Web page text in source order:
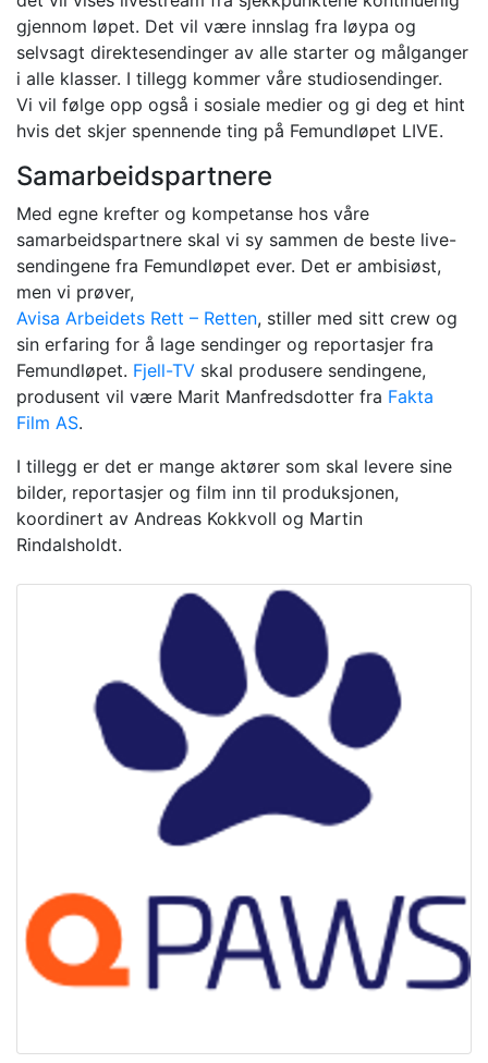
gjennom løpet. Det vil være innslag fra løypa og
selvsagt direktesendinger av alle starter og målganger
i alle klasser. I tillegg kommer våre studiosendinger.
Vi vil følge opp også i sosiale medier og gi deg et hint
hvis det skjer spennende ting på Femundløpet LIVE.
Samarbeidspartnere
Med egne krefter og kompetanse hos våre
samarbeidspartnere skal vi sy sammen de beste live-
sendingene fra Femundløpet ever. Det er ambisiøst,
men vi prøver,
Avisa Arbeidets Rett – Retten, stiller med sitt crew og
sin erfaring for å lage sendinger og reportasjer fra
Femundløpet. Fjell-TV skal produsere sendingene,
produsent vil være Marit Manfredsdotter fra Fakta
Film AS.
I tillegg er det er mange aktører som skal levere sine
bilder, reportasjer og film inn til produksjonen,
koordinert av Andreas Kokkvoll og Martin
Rindalsholdt.